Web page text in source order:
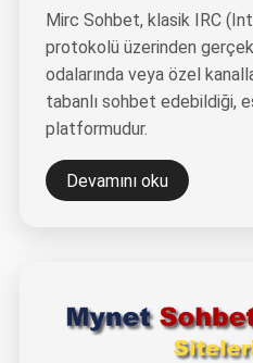
Mirc Sohbet, klasik IRC
protokolü üzerinden
odalarında veya özel
tabanlı sohbet edebildiği,
platformudur.
Devamını oku